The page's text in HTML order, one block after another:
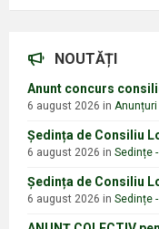
NOUTĂȚI
Anunt concurs
6 august 2026 in
Ședința de Consiliu
6 august 2026 in Sedințe
Ședința de Consiliu
6 august 2026 in Sedințe